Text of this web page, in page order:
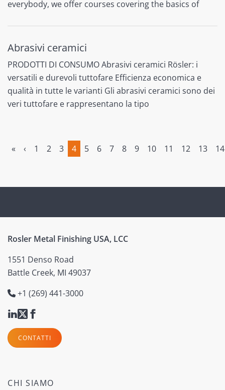
everybody, we offer courses covering the basics of
Abrasivi ceramici
PRODOTTI DI CONSUMO Abrasivi ceramici Rösler: i
versatili e durevoli tuttofare Efficienza economica e
qualità in tutte le varianti Gli abrasivi ceramici sono dei
veri tuttofare e rappresentano la tipo
« ‹ 1 2 3
4
5 6 7 8 9 10 11 12 13 14
Rosler Metal Finishing USA, LCC
1551 Denso Road
Battle Creek, MI 49037
+1 (269) 441-3000
CONTATTI
CHI SIAMO